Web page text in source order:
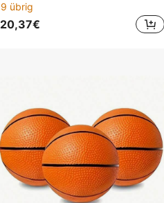
9 übrig
20,37€